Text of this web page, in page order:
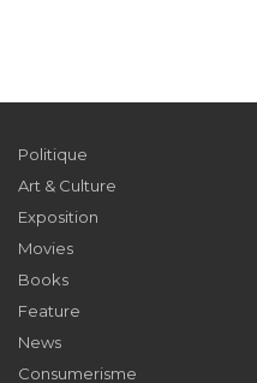
Politique
Art & Culture
Exposition
Movies
Books
Feature
News
Consumerisme